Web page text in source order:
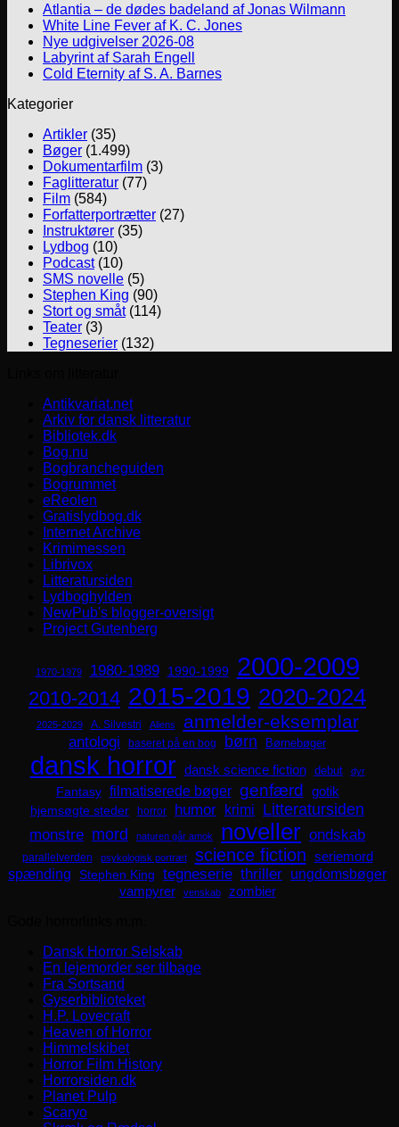
Atlantia – de dødes badeland af Jonas Wilmann
White Line Fever af K. C. Jones
Nye udgivelser 2026-08
Labyrint af Sarah Engell
Cold Eternity af S. A. Barnes
Kategorier
Artikler (35)
Bøger (1.499)
Dokumentarfilm (3)
Faglitteratur (77)
Film (584)
Forfatterportrætter (27)
Instruktører (35)
Lydbog (10)
Podcast(10)
SMS novelle (5)
Stephen King (90)
Stort og småt(114)
Teater (3)
Tegneserier (132)
Antikvariat.net
Arkiv for dansk litteratur
Bibliotek.dk
Bog.nu
Bogbrancheguiden
Bogrummet
eReolen
Gratislydbog.dk
Internet Archive
Krimimessen
Librivox
Litteratursiden
Lydboghylden
NewPub's blogger-oversigt
Project Gutenberg
1970-1979 1980-1989 1990-1999 2000-2009
2010-2014 2015-2019 2020-2024
2025-2029 A. Silvestri Aliens anmelder-eksemplar
antologi baseret på en bog børn Børnebøger
dansk horror dansk science fiction debut dyr
Fantasy filmatiserede bøger genfærd
gotik
hjemsøgte steder
horror humor krimi Litteratursiden
monstre mord naturen går amok noveller ondskab
parallelverden psykologisk portræt science fiction seriemord
spænding Stephen King tegneserie thriller ungdomsbøger
vampyrer venskab
zombier
Dansk Horror Selskab
En lejemorder ser tilbage
Fra Sortsand
Gyserbiblioteket
H.P. Lovecraft
Heaven of Horror
Himmelskibet
Horror Film History
Horrorsiden.dk
Planet Pulp
Scaryo